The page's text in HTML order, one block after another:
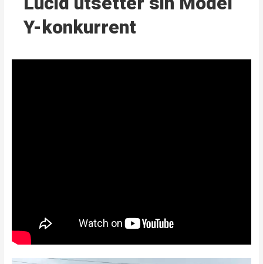
Y-konkurrent